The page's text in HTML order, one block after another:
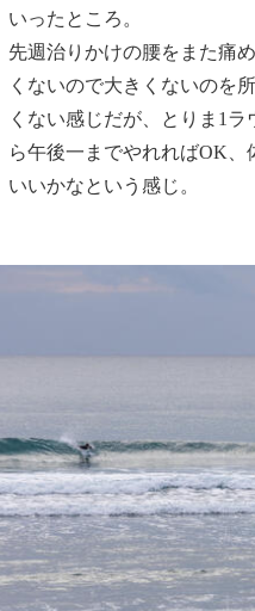
いったところ。
先週治りかけの腰をまた痛
くないので大きくないのを
くない感じだが、とりま1
ら午後一までやれればOK
いいかなという感じ。